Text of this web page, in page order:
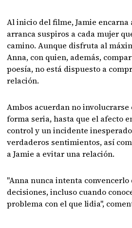
Al inicio del filme, Jamie encarna
arranca suspiros a cada mujer
camino. Aunque disfruta al
Anna, con quien, además,
poesía, no está dispuesto a
relación.
Ambos acuerdan no
forma seria, hasta que el afecto
control y un incidente
verdaderos sentimientos, así
a Jamie a evitar una relación.
"Anna nunca intenta convencerlo
decisiones, incluso cuando
problema con el que lidia",